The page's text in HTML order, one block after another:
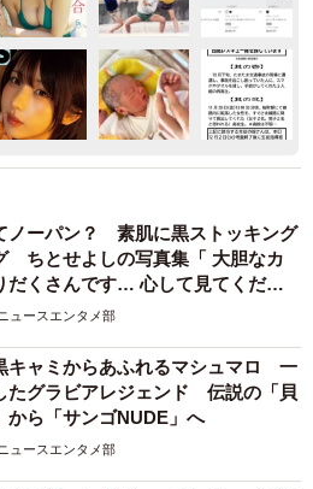
ノーパン？ 素肌に黒ストッキング
ちとせよしの写真集「 大胆なカ
だくさんです… 心して見てくださ
ュースエンタメ部
キャミからあふれるマシュマロ 一
たグラビアレジェンド 伝説の「貝
から「サンゴNUDE」へ
ュースエンタメ部